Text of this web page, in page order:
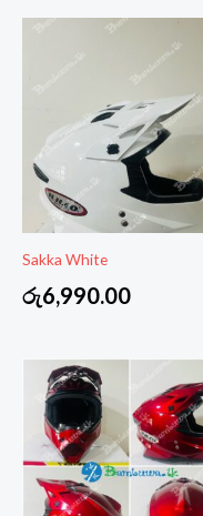
Sakka White
රු6,990.00